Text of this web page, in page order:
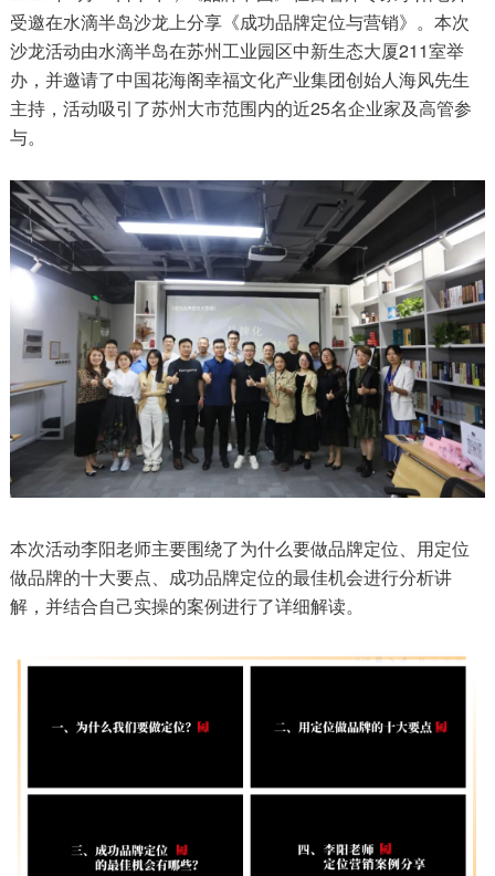
受邀在水滴半岛沙龙上分享《成功品牌定位与营销》。本次
沙龙活动由水滴半岛在苏州工业园区中新生态大厦211室举
办，并邀请了中国花海阁幸福文化产业集团创始人海风先生
主持，活动吸引了苏州大市范围内的近25名企业家及高管参
与。
本次活动李阳老师主要围绕了为什么要做品牌定位、用定位
做品牌的十大要点、成功品牌定位的最佳机会进行分析讲
解，并结合自己实操的案例进行了详细解读。